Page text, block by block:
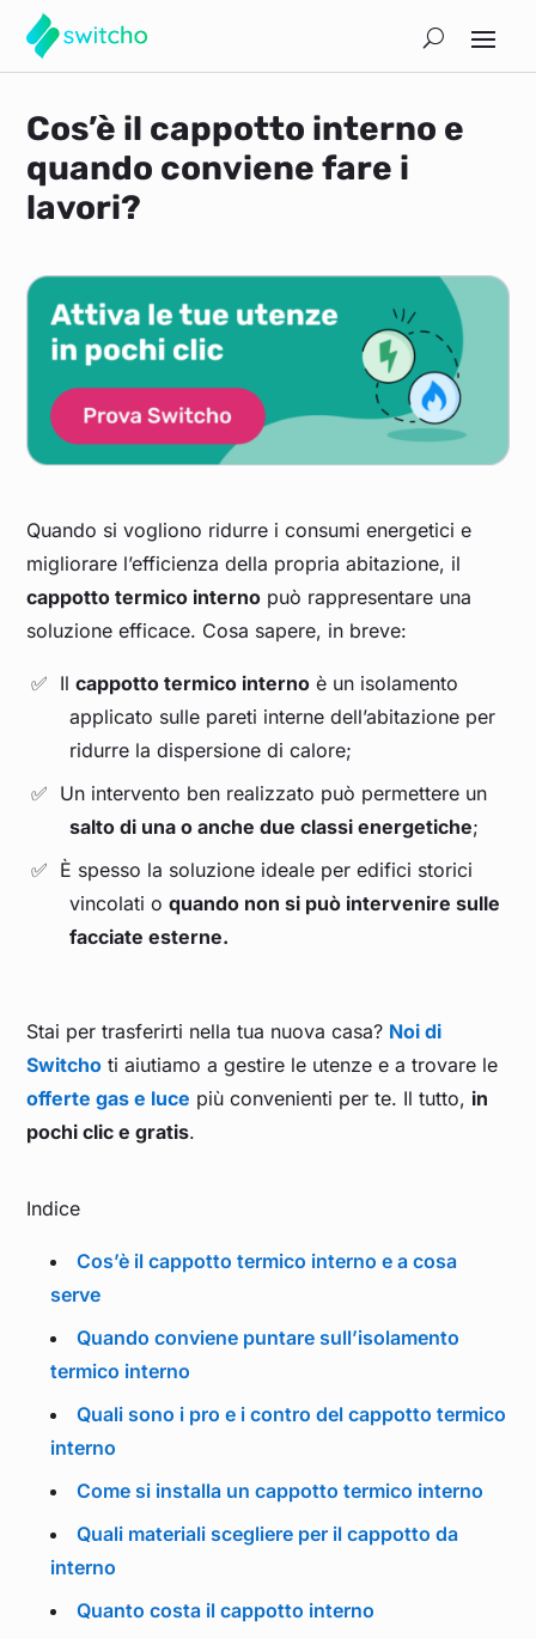
Cos’è il cappotto interno e
quando conviene fare i
lavori?
Quando si vogliono ridurre i consumi energetici e
migliorare l’efficienza della propria abitazione, il
cappotto termico interno può rappresentare una
soluzione efficace. Cosa sapere, in breve:
Il cappotto termico interno è un isolamento
applicato sulle pareti interne dell’abitazione per
ridurre la dispersione di calore;
Un intervento ben realizzato può permettere un
salto di una o anche due classi energetiche;
È spesso la soluzione ideale per edifici storici
vincolati oquando non si può intervenire sulle
facciate esterne.
Stai per trasferirti nella tua nuova casa? Noi di
Switcho ti aiutiamo a gestire le utenze e a trovare le
offerte gas e luce più convenienti per te. Il tutto, in
pochi clic e gratis.
Indice
Cos’è il cappotto termico interno e a cosa
serve
Quando conviene puntare sull’isolamento
termico interno
Quali sono i pro e i contro del cappotto termico
interno
Come si installa un cappotto termico interno
Quali materiali scegliere per il cappotto da
interno
Quanto costa il cappotto interno